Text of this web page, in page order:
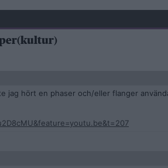
jag hört en phaser och/eller flanger